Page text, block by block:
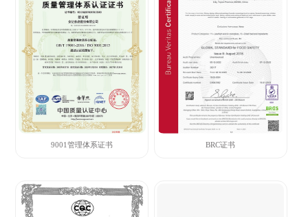
9001管理体系证书 BRC证书